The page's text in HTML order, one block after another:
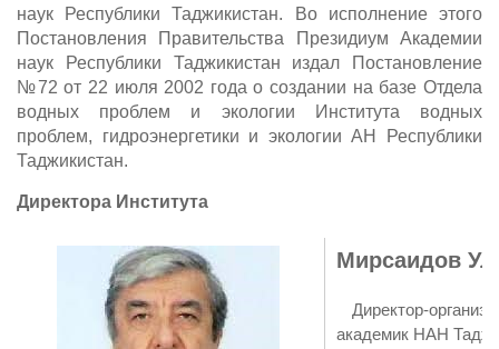
наук Республики Таджикистан. Во исполнение этого
Постановления Правительства Президиум Академии
наук Республики Таджикистан издал Постановление
№72 от 22 июля 2002 года о создании на базе Отдела
водных проблем и экологии Института водных
проблем, гидроэнергетики и экологии АН Республики
Таджикистан.
Директора Института
Мирсаидов
Директор-
академик НАН